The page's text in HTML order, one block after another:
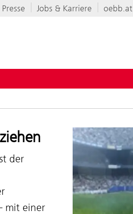
Presse Jobs & Karriere oebb.at
für Center
der
mit einer